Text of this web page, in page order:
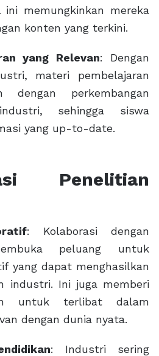
memungkinkan mereka
konten yang terkini.
yang Relevan: Dengan
materi pembelajaran
dengan perkembangan
sehingga siswa
yang up-to-date.
Penelitian
: Kolaborasi dengan
peluang untuk
yang dapat menghasilkan
industri. Ini juga memberi
untuk terlibat dalam
dengan dunia nyata.
: Industri sering